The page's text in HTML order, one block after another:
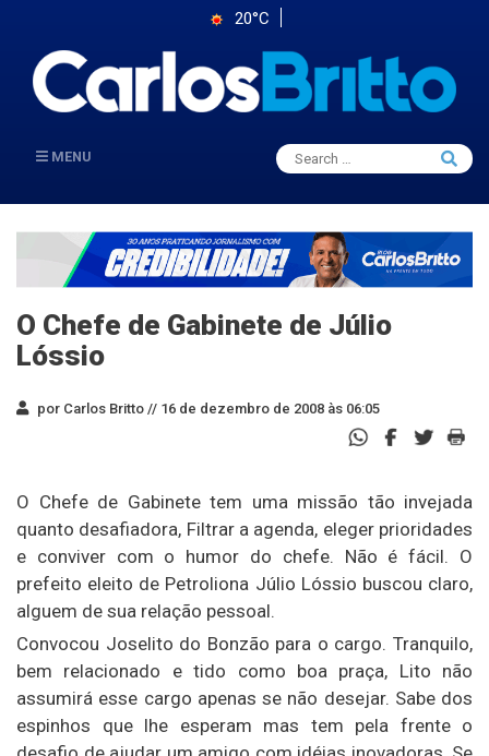
20°C
MENU
Search
for:
Search
O Chefe de Gabinete de Júlio
Lóssio
por Carlos Britto // 16 de dezembro de 2008 às 06:05
O Chefe de Gabinete tem uma missão tão invejada
quanto desafiadora, Filtrar a agenda, eleger prioridades
e conviver com o humor do chefe. Não é fácil. O
prefeito eleito de Petroliona Júlio Lóssio buscou claro,
alguem de sua relação pessoal.
Convocou Joselito do Bonzão para o cargo. Tranquilo,
bem relacionado e tido como boa praça, Lito não
assumirá esse cargo apenas se não desejar. Sabe dos
espinhos que lhe esperam mas tem pela frente o